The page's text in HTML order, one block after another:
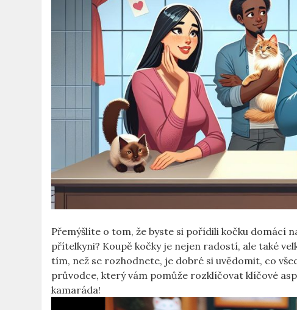
Přemýšlíte o tom, že byste si pořídili kočku domácí
přítelkyni? Koupě kočky je nejen radostí, ale také
tím, než se rozhodnete, je dobré si uvědomit, co
průvodce, který vám pomůže rozklíčovat klíčové
kamaráda!